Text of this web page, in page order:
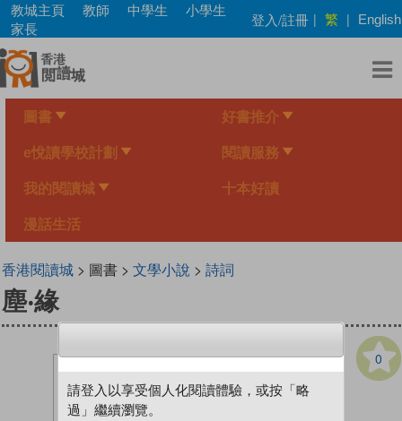
Skip
main
content
教城主頁 教師 中學生
小學生
家長
登入/註冊 | 繁 | English
圖書 好書推介
e悅讀學校計劃 閱讀服務
我的閱讀城 十本好讀
漫話生活
香港閱讀城> 圖書 > 文學小說 > 詩詞
塵‧緣
0
請登入以享受個人化閱讀體驗，或按「略
過」繼續瀏覽。